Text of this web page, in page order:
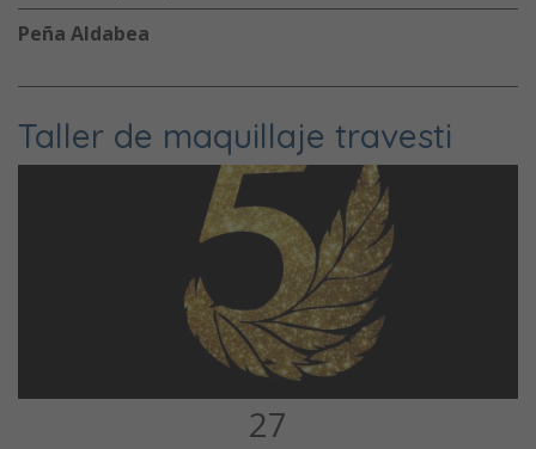
Peña Aldabea
Taller de maquillaje travesti
27